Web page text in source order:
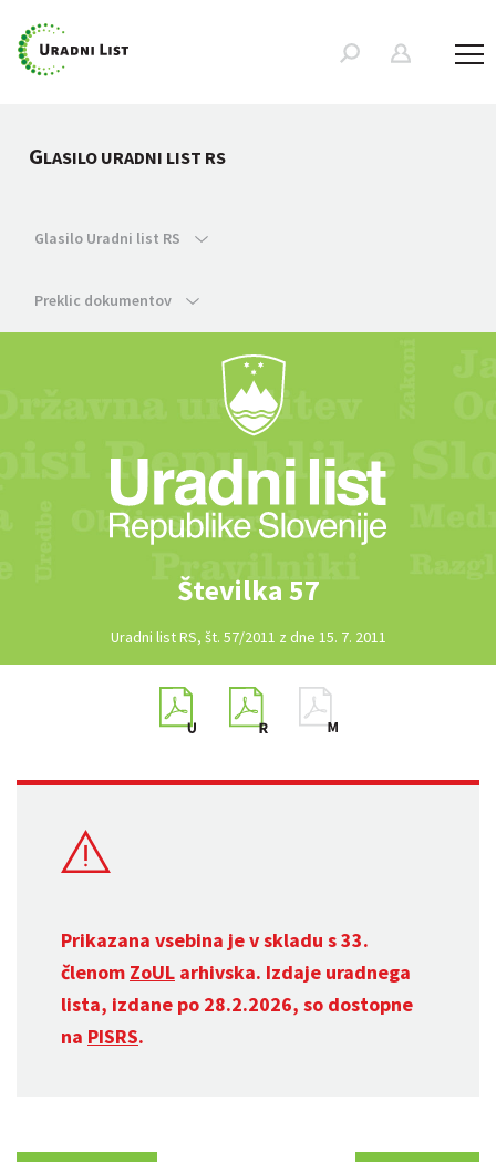
GLASILO URADNI LIST RS
Glasilo Uradni list RS
Preklic dokumentov
Številka 57
Uradni list RS, št. 57/2011 z dne 15. 7. 2011
Prikazana vsebina je v skladu s 33.
členom ZoUL arhivska. Izdaje uradnega
lista, izdane po 28.2.2026, so dostopne
na PISRS.